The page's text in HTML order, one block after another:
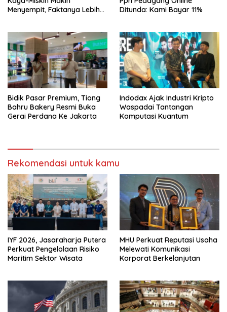
Menyempit, Faktanya Lebih
Ditunda: Kami Bayar 11%
Bidik Pasar Premium, Tiong
Bahru Bakery Resmi Buka
Gerai Perdana Ke Jakarta
Indodax Ajak Industri Kripto
Waspadai Tantangan
Komputasi Kuantum
Rekomendasi untuk kamu
IYF 2026, Jasaraharja Putera
Perkuat Pengelolaan Risiko
Maritim Sektor Wisata
MHU Perkuat Reputasi Usaha
Melewati Komunikasi
Korporat Berkelanjutan